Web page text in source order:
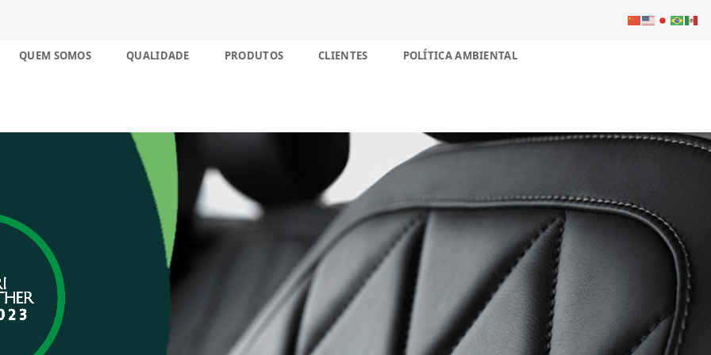
QUEM SOMOS QUALIDADE PRODUTOS CLIENTES POLÍTICA AMBIENTAL